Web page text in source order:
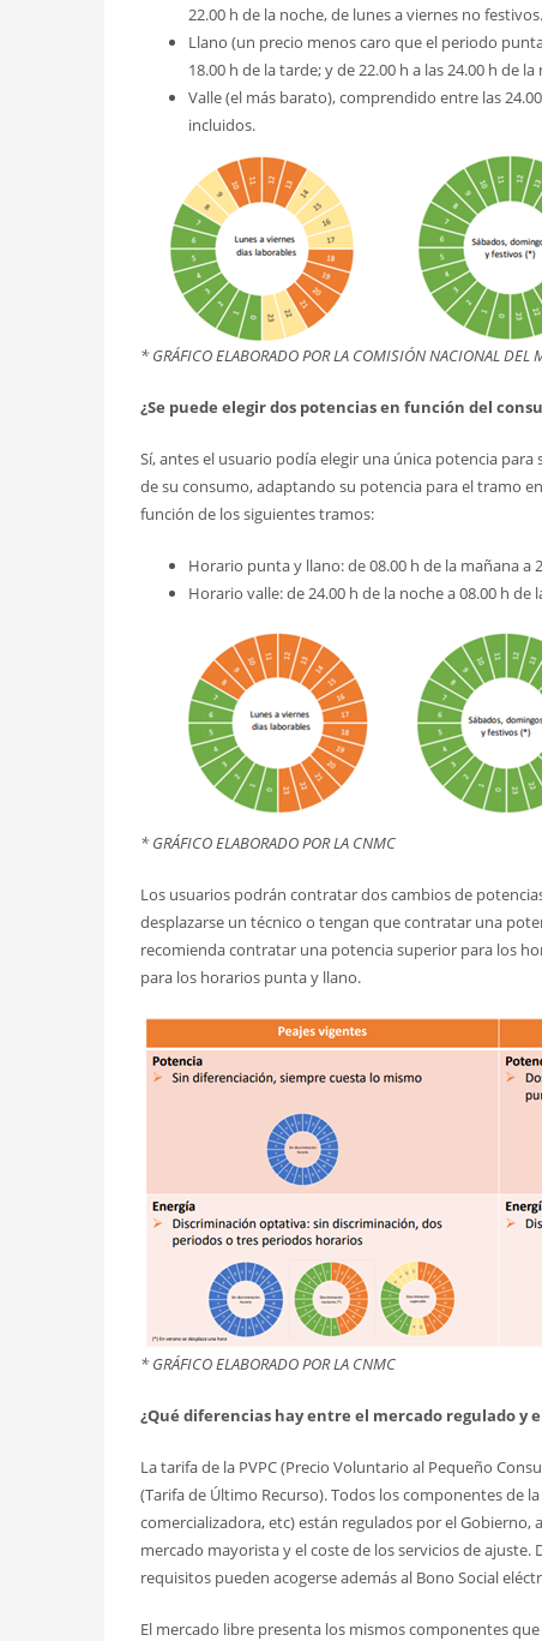
22.00 h de la noche, de lunes a viernes no festivos.
Llano (un precio menos caro que el periodo
18.00 h de la tarde; y de 22.00 h a las 24.00 h de la
Valle (el más barato), comprendido entre las
incluidos.
* GRÁFICO ELABORADO POR LA COMISIÓN NACIONAL DEL
¿Se puede elegir dos potencias en función del
Sí, antes el usuario podía elegir una única potencia
de su consumo, adaptando su potencia para el tramo
función de los siguientes tramos:
Horario punta y llano: de 08.00 h de la mañana a
Horario valle: de 24.00 h de la noche a 08.00 h
* GRÁFICO ELABORADO POR LA CNMC
Los usuarios podrán contratar dos cambios de
desplazarse un técnico o tengan que contratar una
recomienda contratar una potencia superior para los
para los horarios punta y llano.
* GRÁFICO ELABORADO POR LA CNMC
¿Qué diferencias hay entre el mercado regulado y
La tarifa de la PVPC (Precio Voluntario al Pequeño
(Tarifa de Último Recurso). Todos los componentes de
comercializadora, etc) están regulados por el
mercado mayorista y el coste de los servicios de
requisitos pueden acogerse además al Bono Social
El mercado libre presenta los mismos componentes